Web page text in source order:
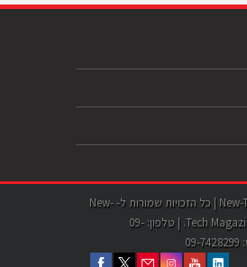
New-Tech Magazine | כל הזכויות שמורות ל- New-
Tech Magazines Group Ltd. | טלפון: 09-